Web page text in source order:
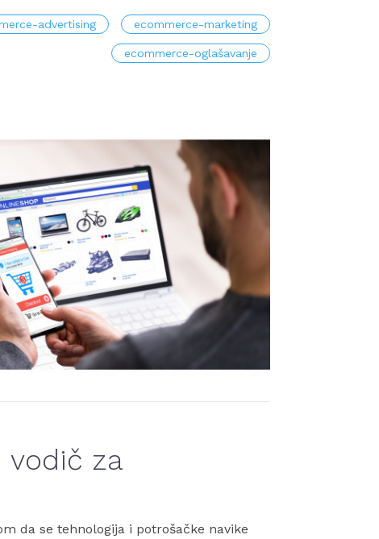
advertising ecommerce-marketing
ecommerce-oglašavanje
vodič za
da se tehnologija i potrošačke navike